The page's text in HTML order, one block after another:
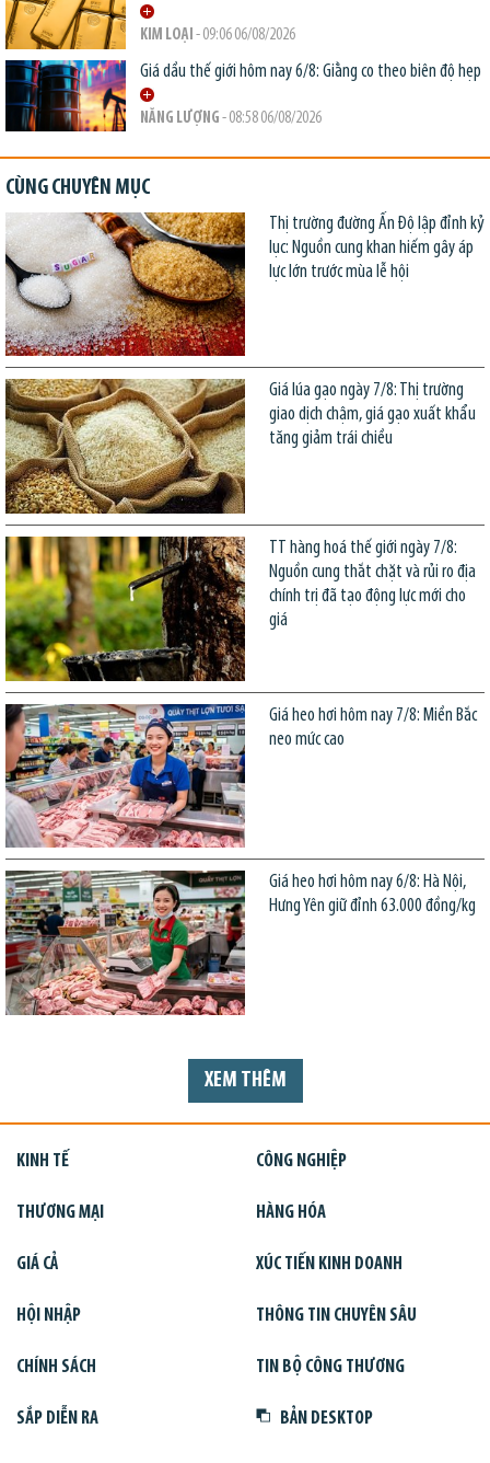
KIM LOẠI - 09:06 06/08/2026
Giá dầu thế giới hôm nay 6/8: Giằng co theo biên độ hẹp
NĂNG LƯỢNG - 08:58 06/08/2026
CÙNG CHUYÊN MỤC
Thị trường đường Ấn Độ lập đỉnh kỷ
lục: Nguồn cung khan hiếm gây áp
lực lớn trước mùa lễ hội
Giá lúa gạo ngày 7/8: Thị trường
giao dịch chậm, giá gạo xuất khẩu
tăng giảm trái chiều
TT hàng hoá thế giới ngày 7/8:
Nguồn cung thắt chặt và rủi ro địa
chính trị đã tạo động lực mới cho
giá
Giá heo hơi hôm nay 7/8: Miền Bắc
neo mức cao
Giá heo hơi hôm nay 6/8: Hà Nội,
Hưng Yên giữ đỉnh 63.000 đồng/kg
XEM THÊM
KINH TẾ CÔNG NGHIỆP
THƯƠNG MẠI HÀNG HÓA
GIÁ CẢ XÚC TIẾN KINH DOANH
HỘI NHẬP THÔNG TIN CHUYÊN SÂU
CHÍNH SÁCH TIN BỘ CÔNG THƯƠNG
SẮP DIỄN RA BẢN DESKTOP